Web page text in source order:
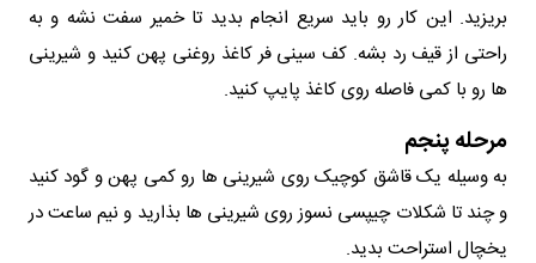
بریزید. این کار رو باید سریع انجام بدید تا خمیر سفت نشه و به
راحتی از قیف رد بشه. کف سینی فر کاغذ روغنی پهن کنید و شیرینی
ها رو با کمی فاصله روی کاغذ پایپ کنید.
مرحله پنجم
به وسیله یک قاشق کوچیک روی شیرینی ها رو کمی پهن و گود کنید
و چند تا شکلات چیپسی نسوز روی شیرینی ها بذارید و نیم ساعت در
یخچال استراحت بدید.